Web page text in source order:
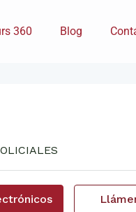
360 Blog